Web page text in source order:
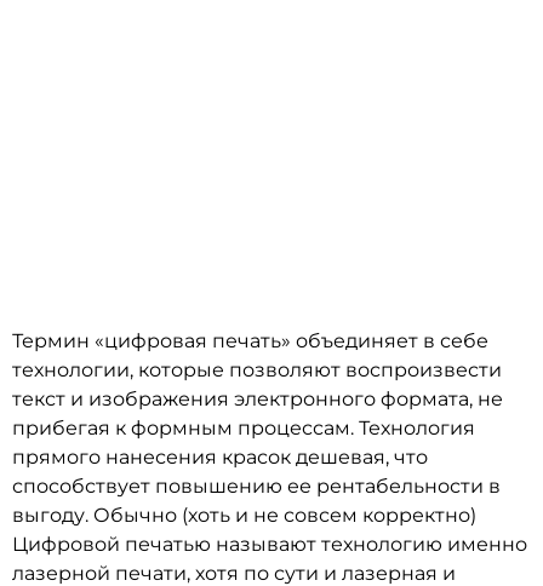
Термин «цифровая печать» объединяет в себе
технологии, которые позволяют воспроизвести
текст и изображения электронного формата, не
прибегая к формным процессам. Технология
прямого нанесения красок дешевая, что
способствует повышению ее рентабельности в
выгоду. Обычно (хоть и не совсем корректно)
Цифровой печатью называют технологию именно
лазерной печати, хотя по сути и лазерная и